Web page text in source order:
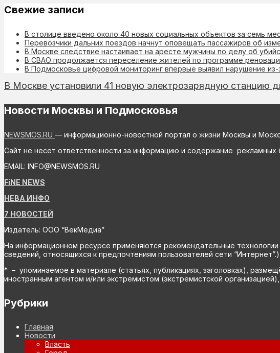
Свежие записи
В столице введено около 40 новых социальных объектов за семь
Перевозчики дальних поездов начнут оповещать пассажиров об
В Москве следствие настаивает на аресте мужчины по делу об
В СВАО продолжается переселение жителей по программе
В Подмосковье цифровой мониторинг впервые выявил нарушение
В Москве установили 41 новую электрозарядную станцию
Новости Москвы и Подмосковья
NEWSMOS.RU — информационно-новостной портал о жизни Москвы и
Сайт не несет ответственности за информацию и содержание рекламных
EMAIL: INFO@NEWSMOS.RU
FiNE NEWS
НЕВА ИНФО
7 НОВОСТЕЙ
Издатель: ООО “ВекМедиа”
На информационном ресурсе применяются рекомендательные
сведений, относящихся к предпочтениям пользователей сети “Интернет”.)
* – упоминаемое в материале (статьях, публикациях, заголовках),
иностранным агентом и/или экстремистом (экстремистской
Рубрики
Главная
Новости
Власть